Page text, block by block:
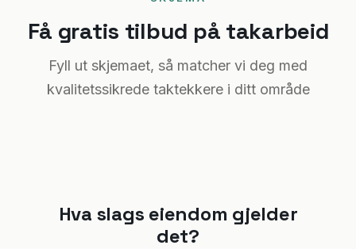
Få gratis tilbud på takarbeid
Fyll ut skjemaet, så matcher vi deg med
kvalitetssikrede taktekkere i ditt område
Hva slags eiendom gjelder
det?